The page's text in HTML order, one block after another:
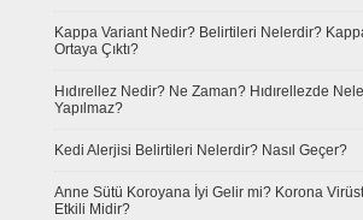
Kappa Variant Nedir? Belirtileri Nelerdir?
Ortaya Çıktı?
Hıdırellez Nedir? Ne Zaman? Hıdırellezde
Yapılmaz?
Kedi Alerjisi Belirtileri Nelerdir? Nasıl Geçer?
Anne Sütü Koroyana İyi Gelir mi? Korona
Etkili Midir?